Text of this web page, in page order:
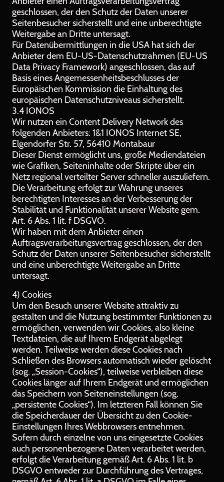
geschlossen, der den Schutz der Daten unserer
Seitenbesucher sicherstellt und eine unberechtigte
Weitergabe an Dritte untersagt.
Für Datenübermittlungen in die USA hat sich der
Anbieter dem EU-US-Datenschutzrahmen (EU-US
Data Privacy Framework) angeschlossen, das auf
Basis eines Angemessenheitsbeschlusses der
Europäischen Kommission die Einhaltung des
europäischen Datenschutzniveaus sicherstellt.
3.4 IONOS
Wir nutzen ein Content Delivery Network des
folgenden Anbieters: 1&1 IONOS Internet SE,
Elgendorfer Str. 57, 56410 Montabaur
Dieser Dienst ermöglicht uns, große Mediendateien
wie Grafiken, Seiteninhalte oder Skripte über ein
Netz regional verteilter Server schneller auszuliefern.
Die Verarbeitung erfolgt zur Wahrung unseres
berechtigten Interesses an der Verbesserung der
Stabilität und Funktionalität unserer Website gem.
Art. 6 Abs. 1 lit. f DSGVO.
Wir haben mit dem Anbieter einen
Auftragsverarbeitungsvertrag geschlossen, der den
Schutz der Daten unserer Seitenbesucher sicherstellt
und eine unberechtigte Weitergabe an Dritte
untersagt.
4) Cookies
Um den Besuch unserer Website attraktiv zu
gestalten und die Nutzung bestimmter Funktionen zu
ermöglichen, verwenden wir Cookies, also kleine
Textdateien, die auf Ihrem Endgerät abgelegt
werden. Teilweise werden diese Cookies nach
Schließen des Browsers automatisch wieder gelöscht
(sog. „Session-Cookies“), teilweise verbleiben diese
Cookies länger auf Ihrem Endgerät und ermöglichen
das Speichern von Seiteneinstellungen (sog.
„persistente Cookies“). Im letzteren Fall können Sie
die Speicherdauer der Übersicht zu den Cookie-
Einstellungen Ihres Webbrowsers entnehmen.
Sofern durch einzelne von uns eingesetzte Cookies
auch personenbezogene Daten verarbeitet werden,
erfolgt die Verarbeitung gemäß Art. 6 Abs. 1 lit. b
DSGVO entweder zur Durchführung des Vertrages,